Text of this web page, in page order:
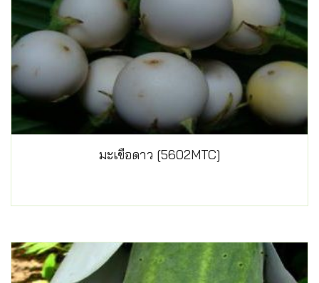
มะเขือดาว [5602MTC]